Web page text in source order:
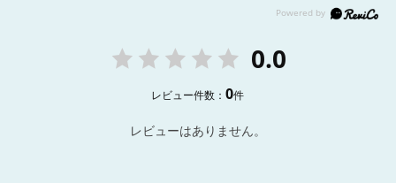
0.0
レビュー件数：0件
レビューはありません。